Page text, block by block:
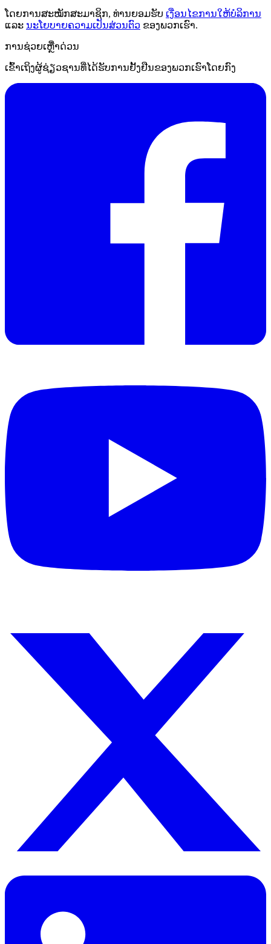
ໂດຍການສະໝັກສະມາຊິກ, ທ່ານຍອມຮັບ ເງື່ອນໄຂການໃຫ້ບໍລິການ
ແລະ ນະໂຍບາຍຄວາມເປັນສ່ວນຕົວ ຂອງພວກເຮົາ.
ການຊ່ວຍເຫຼືໍາດ່ວນ
ເຂົ້າເຖິງຜູ້ຊ່ຽວຊານທີ່ໄດ້ຮັບການຢັ້ງຢືນຂອງພວກເຮົາໂດຍກົງ